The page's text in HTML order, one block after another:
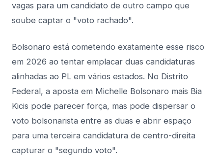
vagas para um candidato de outro campo que
soube captar o "voto rachado".
Bolsonaro está cometendo exatamente esse risco
em 2026 ao tentar emplacar duas candidaturas
alinhadas ao PL em vários estados. No Distrito
Federal, a aposta em Michelle Bolsonaro mais Bia
Kicis pode parecer força, mas pode dispersar o
voto bolsonarista entre as duas e abrir espaço
para uma terceira candidatura de centro-direita
capturar o "segundo voto".